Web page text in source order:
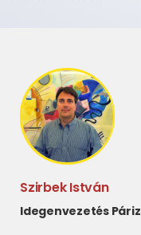
Szirbek István
Idegenvezetés